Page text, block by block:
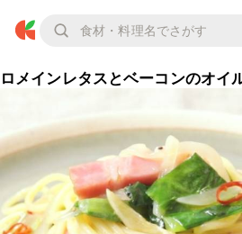
ロメインレタスとベーコンのオイ